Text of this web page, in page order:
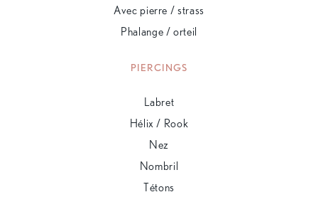
Avec pierre / strass
Phalange / orteil
PIERCINGS
Labret
Hélix / Rook
Nez
Nombril
Tétons